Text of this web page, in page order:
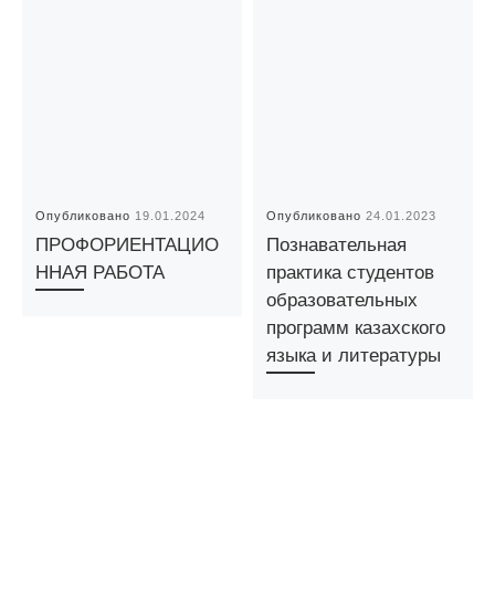
Опубликовано 19.01.2024
ПРОФОРИЕНТАЦИО
ННАЯ РАБОТА
Опубликовано24.01.2023
Познавательная
практика студентов
образовательных
программ казахского
языка и литературы